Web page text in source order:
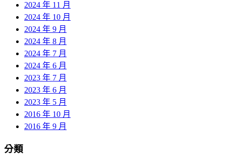
2024 年 11 月
2024 年 10 月
2024 年 9 月
2024 年 8 月
2024 年 7 月
2024 年 6 月
2023 年 7 月
2023 年 6 月
2023 年 5 月
2016 年 10 月
2016 年 9 月
分類